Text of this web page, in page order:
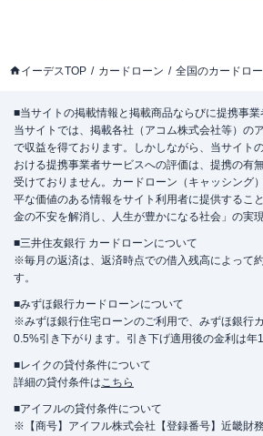
イーデスTOP カードローン 全国のカードロ
■当サイトの掲載情報と掲載商品ならびに提携事
当サイトでは、掲載各社（アコム株式会社等）の
で収益を得ております。しかしながら、当サイト
おける提携事業者サービスへの評価は、提携の有
受けておりません。カードローン（キャッシング
平な価値のある情報をサイト利用者に提供するこ
金の不安を解消し、人生が豊かになる社会」の実
■三井住友銀行 カードローンについて
※毎月の返済は、返済時点での借入残高によって
す。
■みずほ銀行カードローンについて
※みずほ銀行住宅ローンのご利用で、みずほ銀行
0.5%引き下がります。引き下げ適用後の金利は年
■レイクの貸付条件について
詳細の貸付条件はこちら
■アイフルの貸付条件について
※【商号】アイフル株式会社【登録番号】近畿財